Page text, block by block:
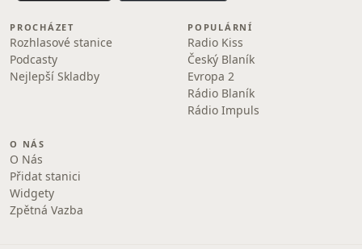
PROCHÁZET
Rozhlasové stanice
Podcasty
Nejlepší Skladby
POPULÁRNÍ
Radio Kiss
Český Blaník
Evropa 2
Rádio Blaník
Rádio Impuls
O NÁS
O Nás
Přidat stanici
Widgety
Zpětná Vazba